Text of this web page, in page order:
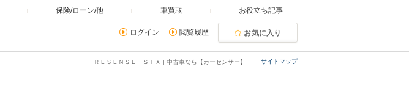
保険/ローン/他 車買取 お役立ち記事
ログイン 閲覧履歴 お気に入り
サイトマップ
ＲＥＳＥＮＳＥ ＳＩＸ | 中古車なら【カーセンサー】